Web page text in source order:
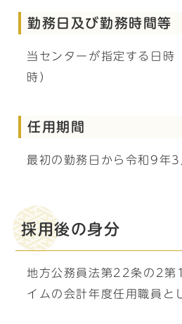
勤務日及び勤務時間等
当センターが指定する日時
時）
任用期間
最初の勤務日から令和9年
採用後の身分
地方公務員法第22条の2第
イムの会計年度任用職員と